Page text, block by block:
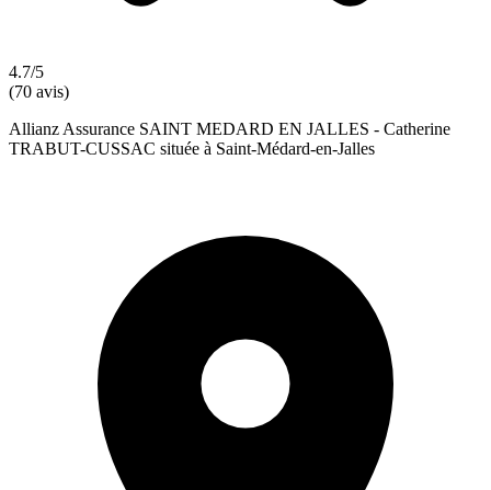
4.7/5
(70 avis)
Allianz Assurance SAINT MEDARD EN JALLES - Catherine
TRABUT-CUSSAC située à Saint-Médard-en-Jalles